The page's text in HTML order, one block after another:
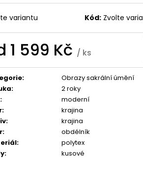
variantu Kód: Zvolte
1 599 Kč / ks
:
Obrazy sakrální úmění
:
2 roky
:
moderní
:
krajina
:
krajina
:
obdélník
:
polytex
: kusové
1 599 Kč